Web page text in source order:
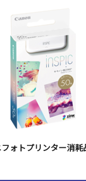
フォトプリンター消耗